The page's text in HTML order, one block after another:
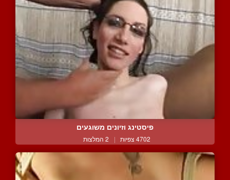
פיסטינג וזיונים משוגעים
4702 צפיות | 2 המלצות